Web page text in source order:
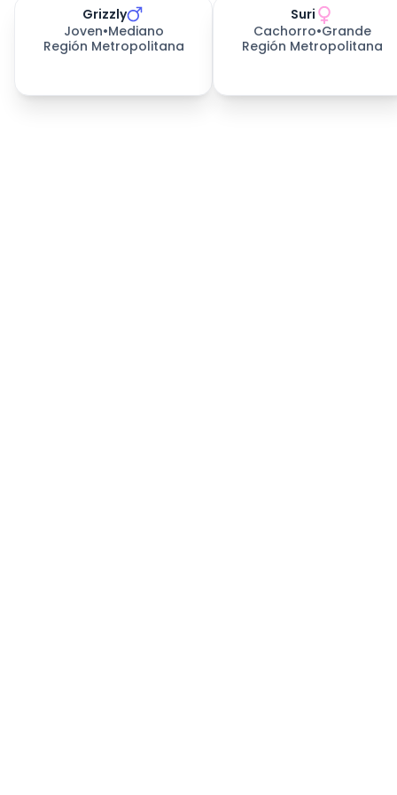
Grizzly
Joven•Mediano
Región Metropolitana
Suri
Cachorro•Grande
Región Metropolitana